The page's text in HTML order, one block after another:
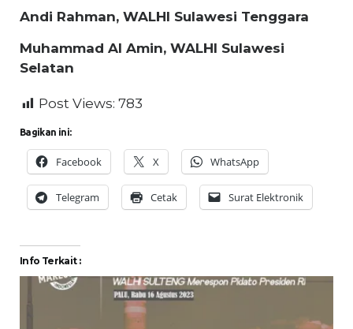
Andi Rahman, WALHI Sulawesi Tenggara
Muhammad Al Amin, WALHI Sulawesi
Selatan
Post Views: 783
Bagikan ini:
Facebook X WhatsApp
Telegram Cetak Surat Elektronik
Info Terkait :